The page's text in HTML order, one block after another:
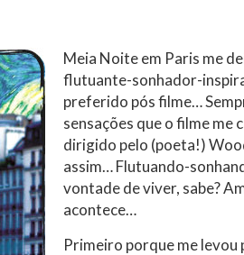
Meia Noite em Paris me
flutuante-sonhador-
preferido pós filme…
sensações que o filme me
dirigido pelo (poeta!)
assim… Flutuando-
vontade de viver, sabe?
acontece…
Primeiro porque me levou